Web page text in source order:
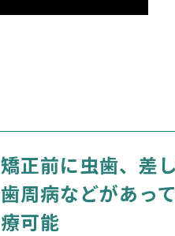
矯正前に虫歯、 差
歯周病などがあっ
療可能